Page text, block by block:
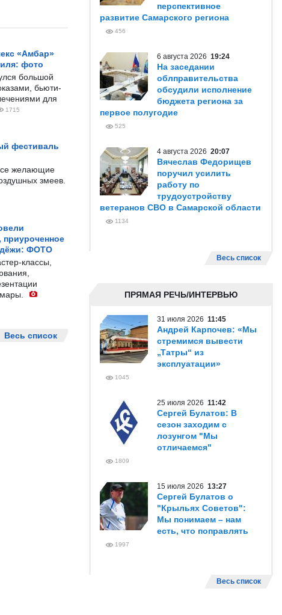
«Амбар»
фото
большой
бьюти-
для
1715
фестиваль
желающие
змеев.
приуроченное
ФОТО
классы,
Весь список
перспективное
развитие Самарского региона
456
6 августа 2026 19:24
На заседании
облправительства
обсудили исполнение
бюджета региона за
первое полугодие
525
4 августа 2026 20:07
Вячеслав Федорищев
поручил усилить
работу по
трудоустройству
ветеранов СВО в Самарской области
1134
Весь список
ПРЯМАЯ РЕЧЬ/ИНТЕРВЬЮ
31 июля 2026 11:45
Андрей Карпочев: «Мы
стремимся вывести
„Татры“ из
эксплуатации»
1045
25 июля 2026 11:42
Сергей Булатов: В
сезон заходим с
лозунгом "Мы
отличаемся"
1809
15 июля 2026 13:27
Сергей Булатов о
"Крыльях Советов":
Мы понимаем – нам
есть, что поправлять
1997
Весь список